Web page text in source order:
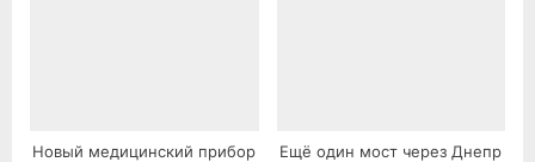
Новый медицинский прибор Ещё один мост через Днепр